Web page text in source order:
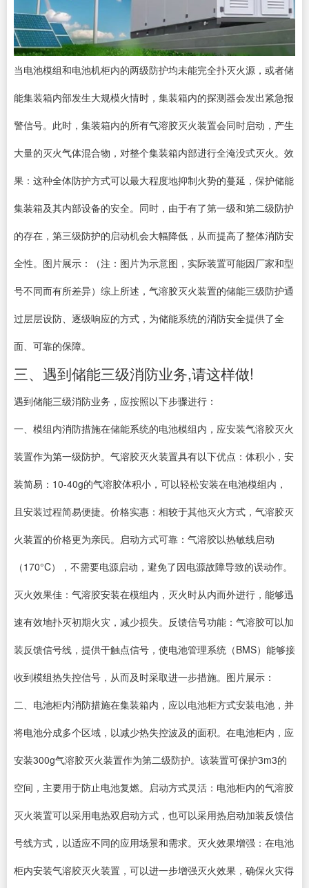
当电池模组和电池机柜内的两级防护均未能完全扑灭火源，或者储
能集装箱内部发生大规模火情时，集装箱内的探测器会发出紧急报
警信号。此时，集装箱内的所有气溶胶灭火装置会同时启动，产生
大量的灭火气体混合物，对整个集装箱内部进行全淹没式灭火。效
果：这种全体防护方式可以最大程度地抑制火势的蔓延，保护储能
集装箱及其内部设备的安全。同时，由于有了第一级和第二级防护
的存在，第三级防护的启动机会大幅降低，从而提高了整体消防安
全性。图片展示：（注：图片为示意图，实际装置可能因厂家和型
号不同而有所差异）综上所述，气溶胶灭火装置的储能三级防护通
过层层设防、逐级响应的方式，为储能系统的消防安全提供了全
面、可靠的保障。
三、遇到储能三级消防业务,请这样做!
遇到储能三级消防业务，应按照以下步骤进行：
一、模组内消防措施在储能系统的电池模组内，应安装气溶胶灭火
装置作为第一级防护。气溶胶灭火装置具有以下优点：体积小，安
装简易：10-40g的气溶胶体积小，可以轻松安装在电池模组内，
且安装过程简易便捷。价格实惠：相较于其他灭火方式，气溶胶灭
火装置的价格更为亲民。启动方式可靠：气溶胶以热敏线启动
（170°C），不需要电源启动，避免了因电源故障导致的误动作。
灭火效果佳：气溶胶安装在模组内，灭火时从内而外进行，能够迅
速有效地扑灭初期火灾，减少损失。反馈信号功能：气溶胶可以加
装反馈信号线，提供干触点信号，使电池管理系统（BMS）能够接
收到模组热失控信号，从而及时采取进一步措施。图片展示：
二、电池柜内消防措施在集装箱内，应以电池柜方式安装电池，并
将电池分成多个区域，以减少热失控波及的面积。在电池柜内，应
安装300g气溶胶灭火装置作为第二级防护。该装置可保护3m3的
空间，主要用于防止电池复燃。启动方式灵活：电池柜内的气溶胶
灭火装置可以采用电热双启动方式，也可以采用热启动加装反馈信
号线方式，以适应不同的应用场景和需求。灭火效果增强：在电池
柜内安装气溶胶灭火装置，可以进一步增强灭火效果，确保火灾得